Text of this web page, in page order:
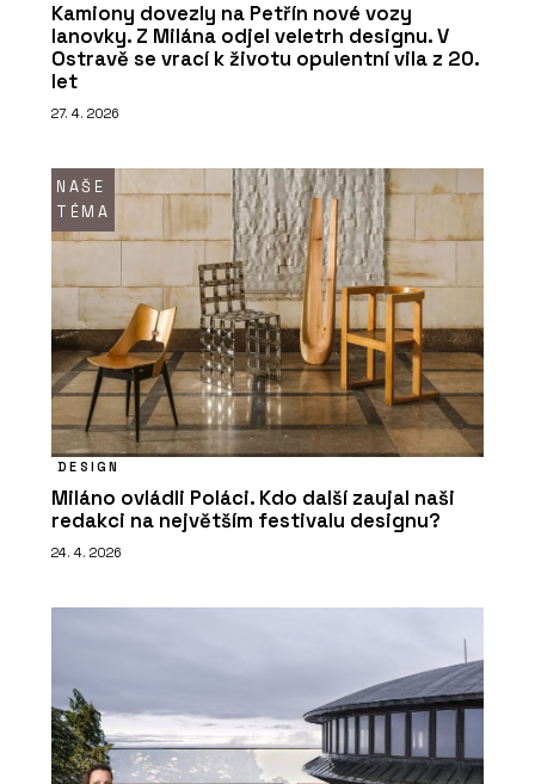
PRODUKTY
Vápenopískové tvárnice Silka - Xella
SLUŽBY
Podpora v průběhu realizace - Xella
Kamiony dovezly na Petřín nové vozy
lanovky. Z Milána odjel veletrh designu. V
Ostravě se vrací k životu opulentní vila z 20.
let
27. 4. 2026
NAŠE
TÉMA
DESIGN
Miláno ovládli Poláci. Kdo další zaujal naši
redakci na největším festivalu designu?
24. 4. 2026